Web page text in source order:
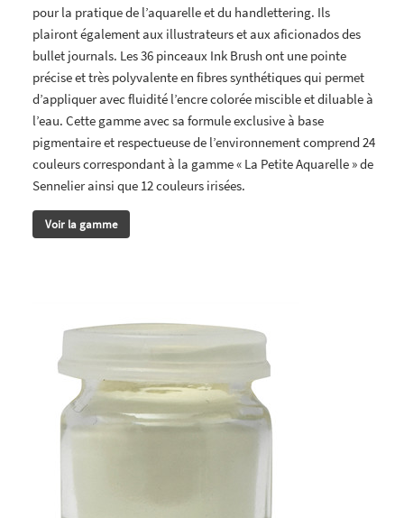
pour la pratique de l’aquarelle et du handlettering. Ils
plairont également aux illustrateurs et aux aficionados des
bullet journals. Les 36 pinceaux Ink Brush ont une pointe
précise et très polyvalente en fibres synthétiques qui permet
d’appliquer avec fluidité l’encre colorée miscible et diluable à
l’eau. Cette gamme avec sa formule exclusive à base
pigmentaire et respectueuse de l’environnement comprend 24
couleurs correspondant à la gamme « La Petite Aquarelle » de
Sennelier ainsi que 12 couleurs irisées.
Voir la gamme